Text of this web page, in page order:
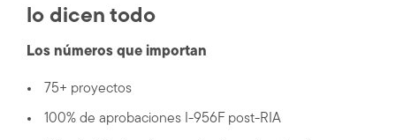
lo dicen todo
Los números que importan
75+ proyectos
100% de aprobaciones I-956F post-RIA